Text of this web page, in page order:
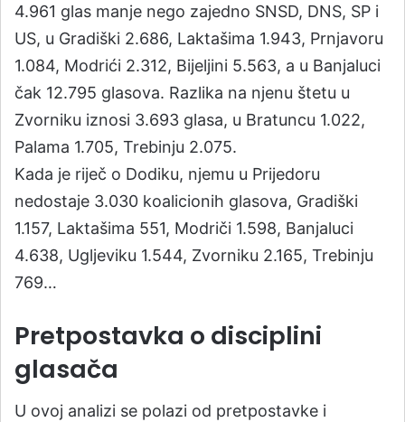
4.961 glas manje nego zajedno SNSD, DNS, SP i
US, u Gradiški 2.686, Laktašima 1.943, Prnjavoru
1.084, Modrići 2.312, Bijeljini 5.563, a u Banjaluci
čak 12.795 glasova. Razlika na njenu štetu u
Zvorniku iznosi 3.693 glasa, u Bratuncu 1.022,
Palama 1.705, Trebinju 2.075.
Kada je riječ o Dodiku, njemu u Prijedoru
nedostaje 3.030 koalicionih glasova, Gradiški
1.157, Laktašima 551, Modriči 1.598, Banjaluci
4.638, Ugljeviku 1.544, Zvorniku 2.165, Trebinju
769…
Pretpostavka o disciplini
glasača
U ovoj analizi se polazi od pretpostavke i